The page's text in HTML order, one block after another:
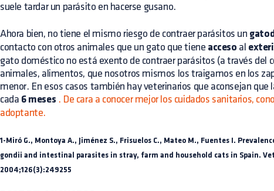
suele tardar un parásito en hacerse gusano.
Ahora bien, no tiene el mismo riesgo de contraer parásitos un
contacto con otros animales que un gato que tiene acceso al
gato doméstico no está exento de contraer parásitos (a través del
animales, alimentos, que nosotros mismos los traigamos en los
menor. En esos casos también hay veterinarios que aconsejan que
cada 6 meses . De cara a conocer mejor los cuidados sanitarios,
adoptante.
1-Miró G., Montoya A., Jiménez S., Frisuelos C., Mateo M., Fuentes I.
gondii and intestinal parasites in stray, farm and household cats in Spain.
2004;126(3):249255